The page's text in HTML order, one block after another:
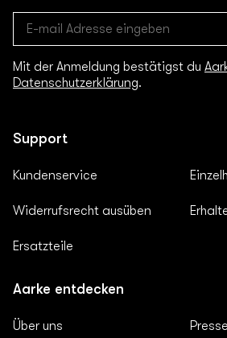
Mit der Anmeldung bestätigst du
Datenschutzerklärung.
Support
Kundenservice
Widerrufsrecht ausüben
Ersatzteile
Aarke entdecken
Über uns Presse